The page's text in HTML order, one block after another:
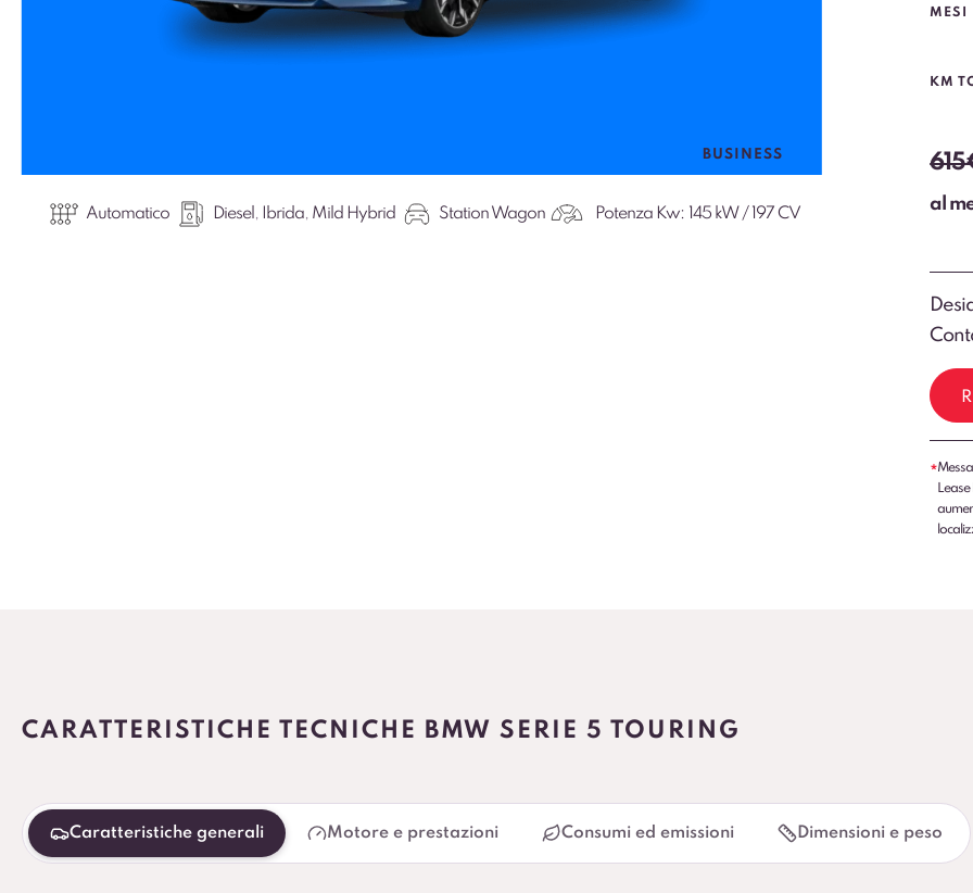
BUSINESS
Automatico Diesel, Ibrida, Mild Hybrid Station Wagon Potenza Kw: 145 kW / 197 CV
MESI
KM
615
al
*
CARATTERISTICHE TECNICHE BMW SERIE 5 TOURING
Caratteristiche generali Motore e prestazioni Consumi ed emissioni Dimensioni e peso